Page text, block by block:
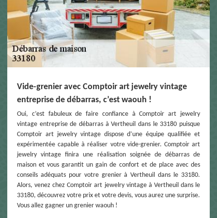
Vide-grenier avec Comptoir art jewelry vintage
entreprise de débarras, c’est waouh !
Oui, c’est fabuleux de faire confiance à Comptoir art jewelry
vintage entreprise de débarras à Vertheuil dans le 33180 puisque
Comptoir art jewelry vintage dispose d’une équipe qualifiée et
expérimentée capable à réaliser votre vide-grenier. Comptoir art
jewelry vintage finira une réalisation soignée de débarras de
maison et vous garantit un gain de confort et de place avec des
conseils adéquats pour votre grenier à Vertheuil dans le 33180.
Alors, venez chez Comptoir art jewelry vintage à Vertheuil dans le
33180, découvrez votre prix et votre devis, vous aurez une surprise.
Vous allez gagner un grenier waouh !